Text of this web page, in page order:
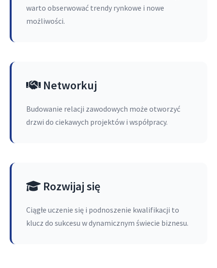
warto obserwować trendy rynkowe i nowe
możliwości.
Networkuj
Budowanie relacji zawodowych może otworzyć
drzwi do ciekawych projektów i współpracy.
Rozwijaj się
Ciągłe uczenie się i podnoszenie kwalifikacji to
klucz do sukcesu w dynamicznym świecie biznesu.